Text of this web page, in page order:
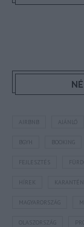
FEJLESZTÉS
KARANTÉN